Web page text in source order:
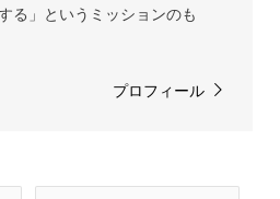
る」というミッションのも
プロフィール